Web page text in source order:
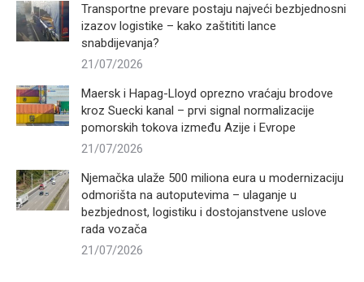
Transportne prevare postaju najveći bezbjednosni
izazov logistike – kako zaštititi lance
snabdijevanja?
21/07/2026
Maersk i Hapag-Lloyd oprezno vraćaju brodove
kroz Suecki kanal – prvi signal normalizacije
pomorskih tokova između Azije i Evrope
21/07/2026
Njemačka ulaže 500 miliona eura u modernizaciju
odmorišta na autoputevima – ulaganje u
bezbjednost, logistiku i dostojanstvene uslove
rada vozača
21/07/2026